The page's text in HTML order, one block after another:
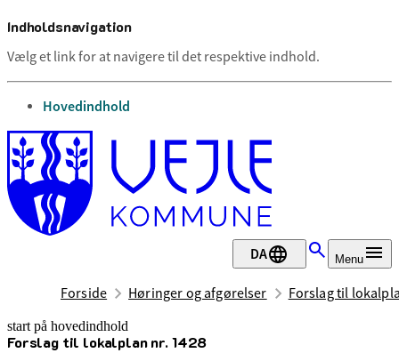
Indholdsnavigation
Vælg et link for at navigere til det respektive indhold.
gå til
Hovedindhold
DA Menu
Forside Høringer og afgørelser Forslag til
start på hovedindhold
Forslag til lokalplan nr. 1428
senest opdateret 12. maj 2026